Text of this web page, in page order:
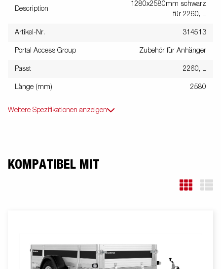
Description
1280x2580mm schwarz
für 2260, L
Artikel-Nr. 314513
Portal Access Group Zubehör für Anhänger
Passt 2260, L
Länge (mm) 2580
Weitere Spezifikationen anzeigen
KOMPATIBEL MIT